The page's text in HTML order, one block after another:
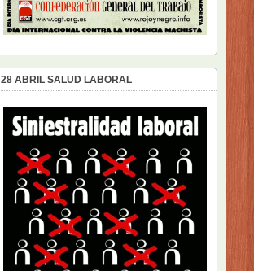
28 ABRIL SALUD LABORAL